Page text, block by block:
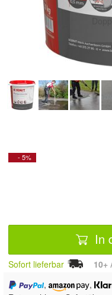
- 5%
In
Sofort lieferbar 10+
,
,